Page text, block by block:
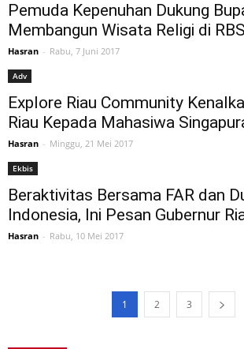
Pemuda Kepenuhan Dukung
Membangun Wisata Religi di RBS
Hasran - Rabu, 7 Juni 2017
Adv
Explore Riau Community
Riau Kepada Mahasiwa
Hasran - Minggu, 21 Mei 2017
Ekbis
Beraktivitas Bersama FAR dan
Indonesia, Ini Pesan Gubernur
Hasran - Rabu, 10 Mei 2017
1 2 3